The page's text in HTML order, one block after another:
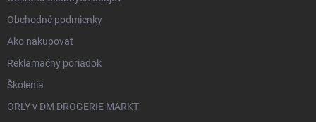
Obchodné podmienky
Ako nakupovať
Reklamačný poriadok
Školenia
ORLY v DM DROGERIE MARKT